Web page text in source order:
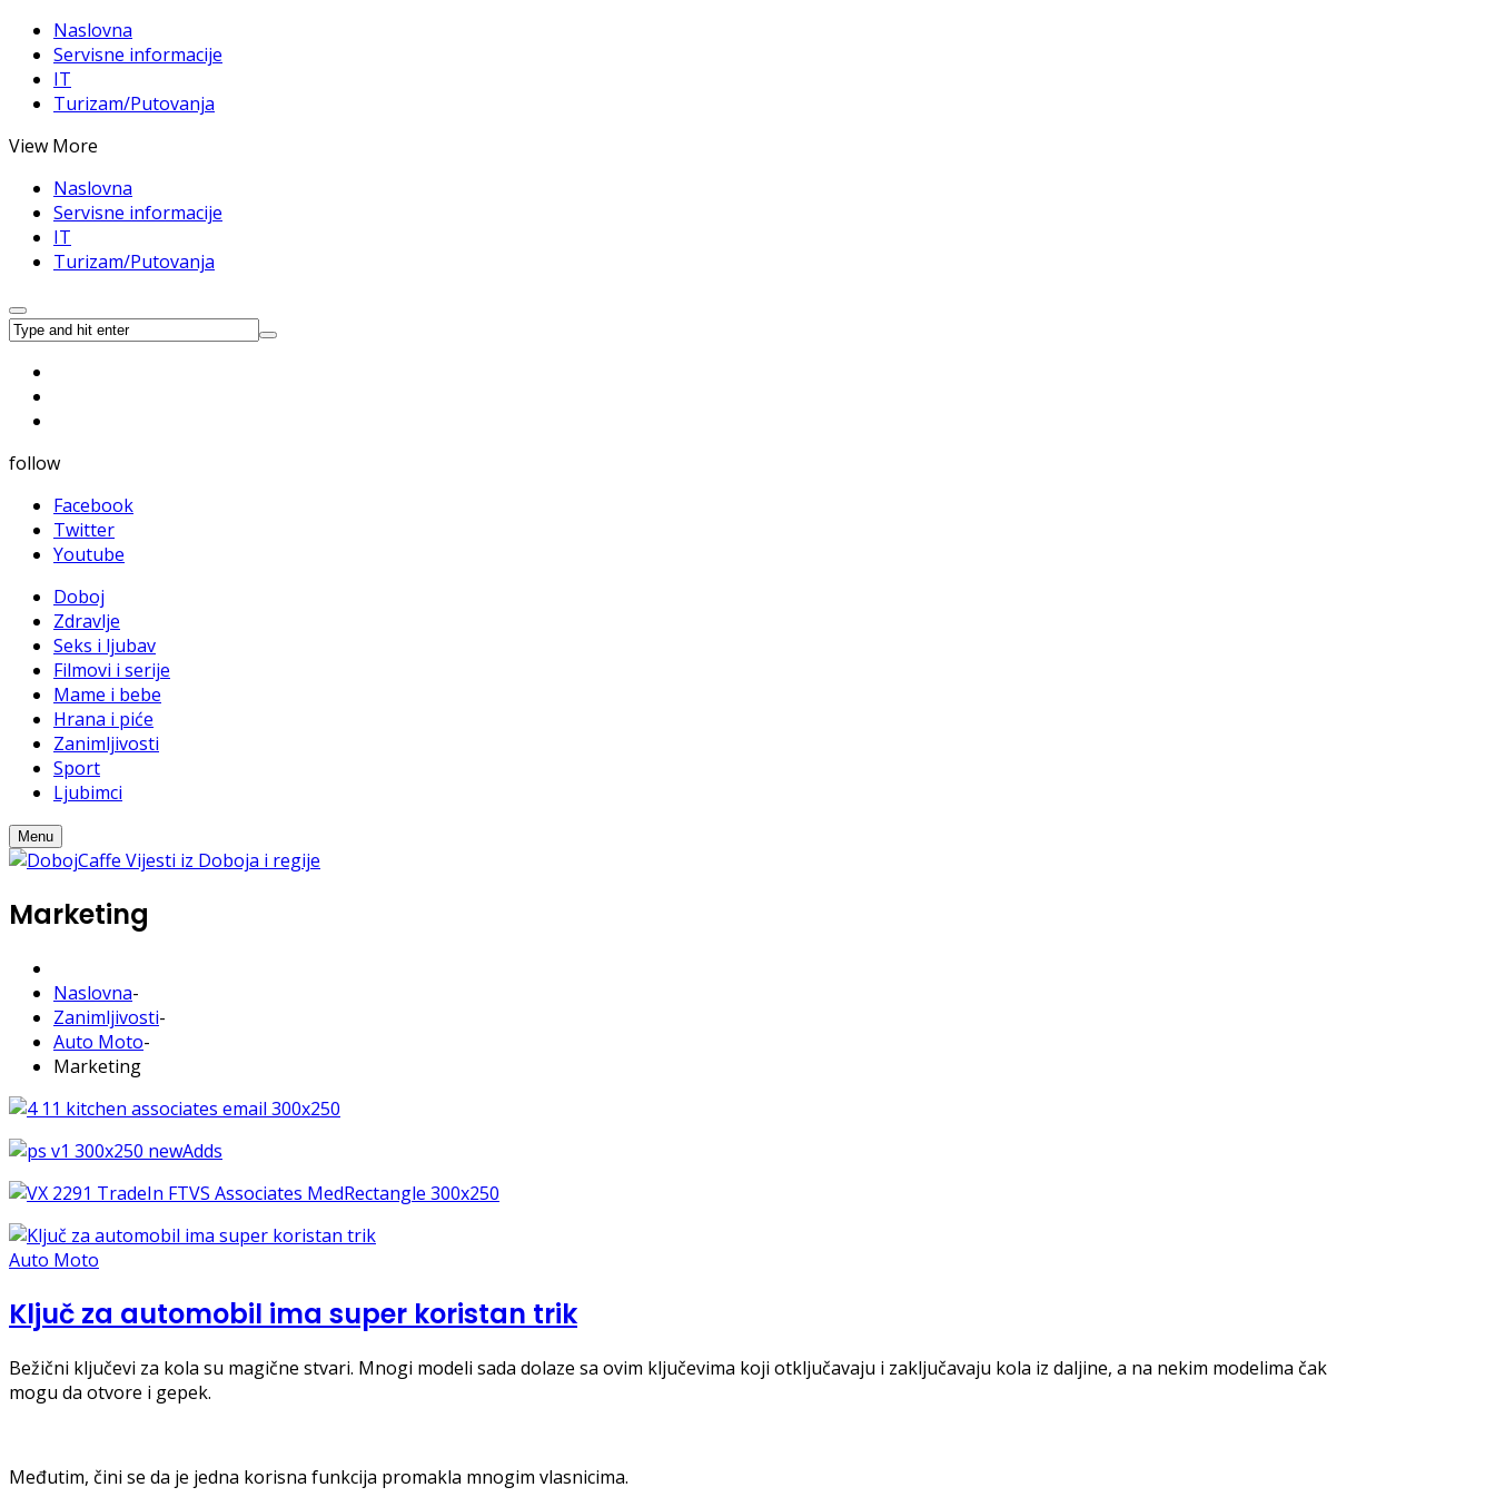
Naslovna
Servisne informacije
IT
Turizam/Putovanja
View More
Naslovna
Servisne informacije
IT
Turizam/Putovanja
follow
Facebook
Twitter
Youtube
Doboj
Zdravlje
Seks i ljubav
Filmovi i serije
Mame i bebe
Hrana i piće
Zanimljivosti
Sport
Ljubimci
Menu
Marketing
Naslovna-
Zanimljivosti-
Auto Moto-
Marketing
Auto Moto
Ključ za automobil ima super koristan trik
Bežični ključevi za kola su magične stvari. Mnogi modeli sada dolaze sa ovim ključevima koji otključavaju i zaključavaju kola iz daljine, a na nekim modelima čak
mogu da otvore i gepek.
Međutim, čini se da je jedna korisna funkcija promakla mnogim vlasnicima.